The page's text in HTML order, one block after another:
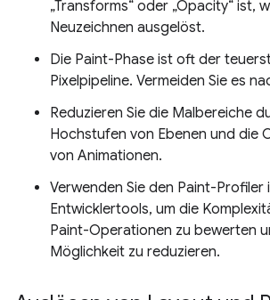
„Transforms“ oder „Opacity“ ist,
Neuzeichnen ausgelöst.
Die Paint-Phase ist oft der
Pixelpipeline. Vermeiden Sie es
Reduzieren Sie die Malbereiche
Hochstufen von Ebenen und die
von Animationen.
Verwenden Sie den Paint-Profiler
Entwicklertools, um die
Paint-Operationen zu bewerten
Möglichkeit zu reduzieren.